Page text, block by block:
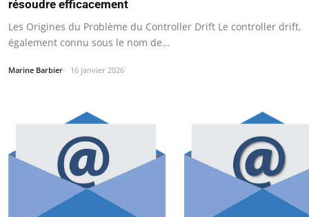
résoudre efficacement
Les Origines du Problème du Controller Drift Le controller drift,
également connu sous le nom de…
Marine Barbier 16 janvier 2026